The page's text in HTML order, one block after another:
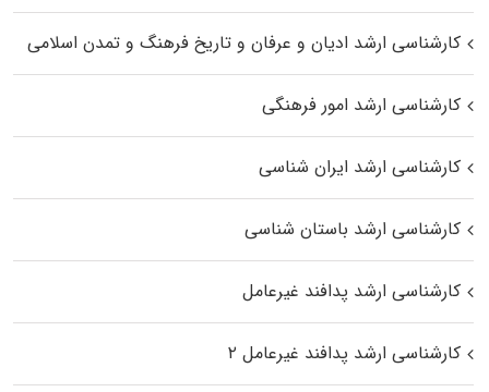
کارشناسی ارشد ادیان و عرفان و تاریخ فرهنگ و تمدن اسلامی
کارشناسی ارشد امور فرهنگی
کارشناسی ارشد ایران شناسی
کارشناسی ارشد باستان شناسی
کارشناسی ارشد پدافند غیرعامل
کارشناسی ارشد پدافند غیرعامل ۲